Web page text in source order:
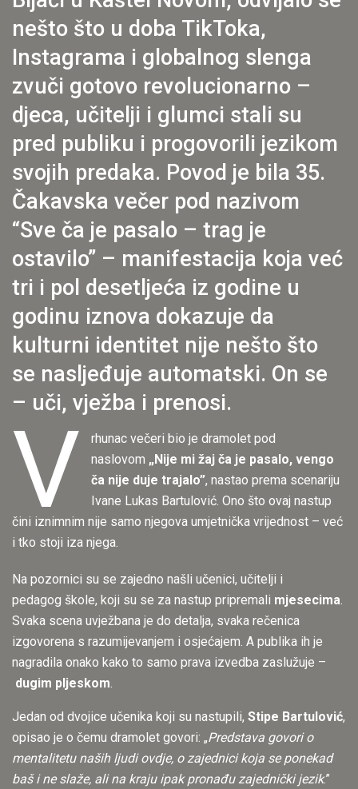
nešto što u doba TikToka,
Instagrama i globalnog slenga
zvuči gotovo revolucionarno –
djeca, učitelji i glumci stali su
pred publiku i progovorili jezikom
svojih predaka. Povod je bila 35.
Čakavska večer pod nazivom
“Sve ča je pasalo – trag je
ostavilo” – manifestacija koja već
tri i pol desetljeća iz godine u
godinu iznova dokazuje da
kulturni identitet nije nešto što
se nasljeđuje automatski. On se
– uči, vježba i prenosi.
V
rhunac večeri bio je dramolet pod
naslovom „Nije mi žaj ča je pasalo, vengo
ča nije duje trajalo”, nastao prema scenariju
Ivane Lukas Bartulović. Ono što ovaj nastup
čini iznimnim nije samo njegova umjetnička vrijednost – već
i tko stoji iza njega.
Na pozornici su se zajedno našli učenici, učitelji i
pedagog škole, koji su se za nastup pripremali mjesecima.
Svaka scena uvježbana je do detalja, svaka rečenica
izgovorena s razumijevanjem i osjećajem. A publika ih je
nagradila onako kako to samo prava izvedba zaslužuje –
dugim pljeskom.
Jedan od dvojice učenika koji su nastupili, Stipe Bartulović,
opisao je o čemu dramolet govori: „Predstava govori o
mentalitetu naših ljudi ovdje, o zajednici koja se ponekad
baš i ne slaže, ali na kraju ipak pronađu zajednički jezik.”